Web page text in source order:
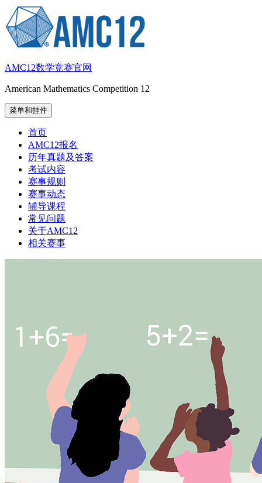
至
内
AMC12数学竞赛官网
American Mathematics Competition 12
菜单和挂件
首页
AMC12报名
历年真题及答案
考试内容
赛事规则
赛事动态
辅导课程
常见问题
关于AMC12
相关赛事